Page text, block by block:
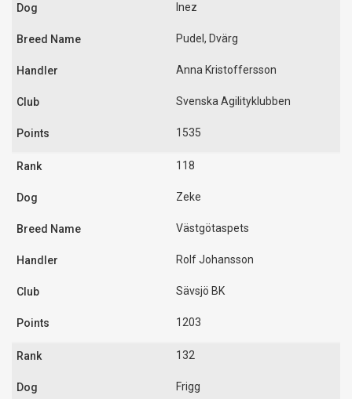
Inez
Pudel, Dvärg
Anna Kristoffersson
Svenska Agilityklubben
1535
118
Zeke
Västgötaspets
Rolf Johansson
Sävsjö BK
1203
132
Frigg